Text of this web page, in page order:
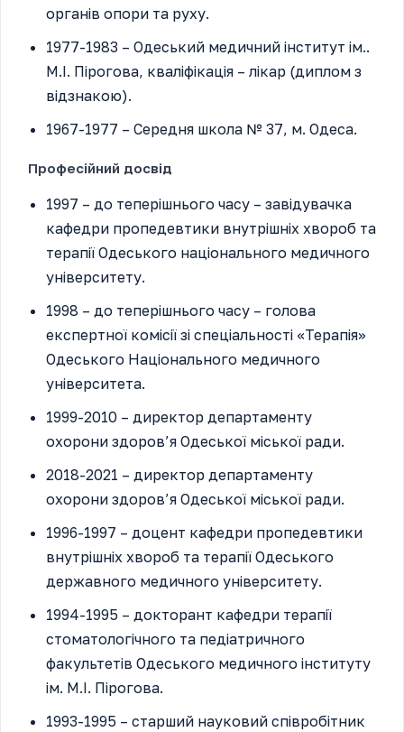
органів опори та руху.
1977-1983 – Одеський медичний інститут ім..
М.І. Пірогова, кваліфікація – лікар (диплом з
відзнакою).
1967-1977 – Середня школа № 37, м. Одеса.
Професійний досвід
1997 – до теперішнього часу – завідувачка
кафедри пропедевтики внутрішніх хвороб та
терапії Одеського національного медичного
університету.
1998 – до теперішнього часу – голова
експертної комісії зі спеціальності «Терапія»
Одеського Національного медичного
університета.
1999-2010 – директор департаменту
охорони здоров’я Одеської міської ради.
2018-2021 – директор департаменту
охорони здоров’я Одеської міської ради.
1996-1997 – доцент кафедри пропедевтики
внутрішніх хвороб та терапії Одеського
державного медичного університету.
1994-1995 – докторант кафедри терапії
стоматологічного та педіатричного
факультетів Одеського медичного інституту
ім. М.І. Пірогова.
1993-1995 – старший науковий співробітник